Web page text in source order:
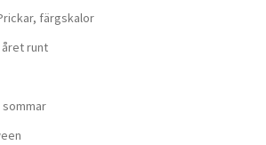
färgskalor
runt